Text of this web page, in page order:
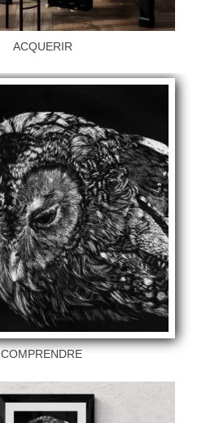
ACQUERIR
COMPRENDRE